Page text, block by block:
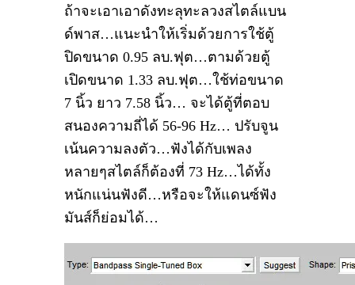
ถ้าจะเอาเอาดังทะลุทะลวงสไตล์แบน
ด์พาส…แนะนำให้เริ่มด้วยการใช้ตู้
ปิดขนาด 0.95 ลบ.ฟุต…ตามด้วยตู้
เปิดขนาด 1.33 ลบ.ฟุต…ใช้ท่อขนาด
7 นิ้ว ยาว 7.58 นิ้ว… จะได้ตู้ที่ตอบ
สนองความถี่ได้ 56-96 Hz… ปรับจูน
เน้นความลงตัว…ฟังได้กับเพลง
หลายๆสไตล์ก็ต้องที่ 73 Hz…ได้ทั้ง
หนักแน่นฟังดี…หรือจะให้แดนซ์ฟัง
มันส์ก็ย่อมได้…